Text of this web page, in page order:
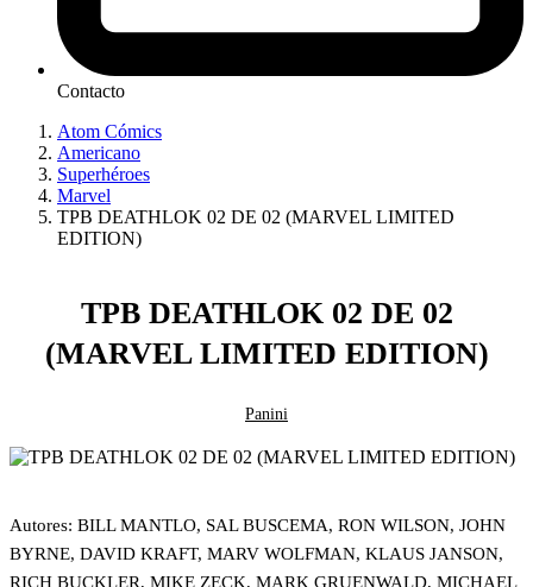
Contacto
Atom Cómics
Americano
Superhéroes
Marvel
TPB DEATHLOK 02 DE 02 (MARVEL LIMITED
EDITION)
TPB DEATHLOK 02 DE 02
(MARVEL LIMITED EDITION)
Panini
Autores: BILL MANTLO, SAL BUSCEMA, RON WILSON, JOHN
BYRNE, DAVID KRAFT, MARV WOLFMAN, KLAUS JANSON,
RICH BUCKLER, MIKE ZECK, MARK GRUENWALD, MICHAEL